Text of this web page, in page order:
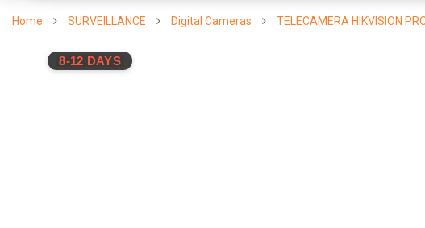
Home SURVEILLANCE Digital Cameras TELECAMERA HIKVISION
8-12 DAYS